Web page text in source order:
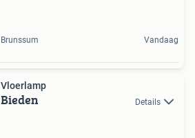
Brunssum Vandaag
Vloerlamp
Bieden Details